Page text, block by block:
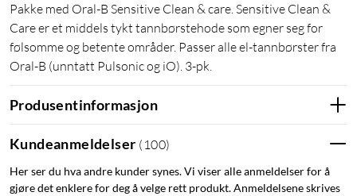
Pakke med Oral-B Sensitive Clean & care. Sensitive Clean &
Care er et middels tykt tannbørstehode som egner seg for
følsomme og betente områder. Passer alle el-tannbørster fra
Oral-B (unntatt Pulsonic og iO). 3-pk.
Produsentinformasjon
Kundeanmeldelser ( 100)
Her ser du hva andre kunder synes. Vi viser alle anmeldelser for å
gjøre det enklere for deg å velge rett produkt. Anmeldelsene skrives